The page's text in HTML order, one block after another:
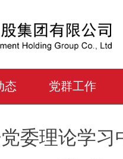
态 党群工作
委理论学